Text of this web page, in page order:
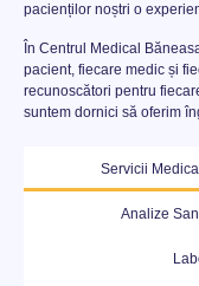
pacienților noștri o
În Centrul Medical
pacient, fiecare medic și
recunoscători pentru
suntem dornici să oferim
Servicii
Analize